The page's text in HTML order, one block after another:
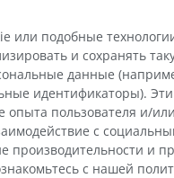
MPT
ПРЕМИУМ
КТ-
коленного
КТ
ПРЕМИУМ
или подобные
и сохранять
данные
идентификаторы).
пользователя и/
с
производительности и
с нашей